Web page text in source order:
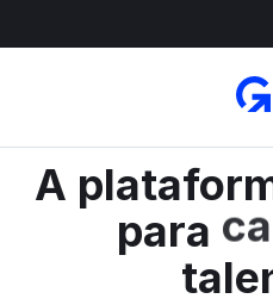
A plataforma nº1
A
para